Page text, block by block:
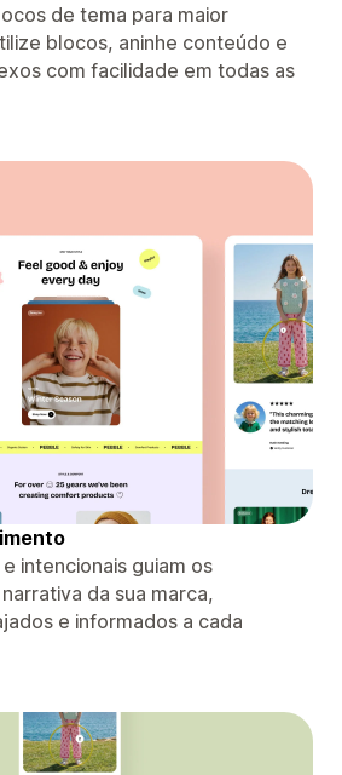
de tema para maior
blocos, aninhe conteúdo e
com facilidade em todas as
intencionais guiam os
da sua marca,
e informados a cada